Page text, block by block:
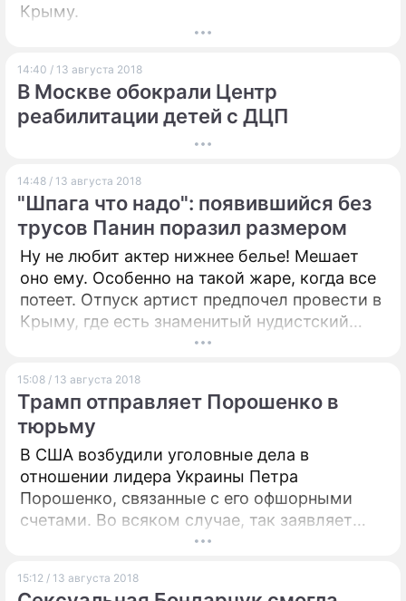
Крыму.
14:40 / 13 августа 2018
В Москве обокрали Центр
реабилитации детей с ДЦП
14:48 / 13 августа 2018
"Шпага что надо": появившийся без
трусов Панин поразил размером
Ну не любит актер нижнее белье! Мешает
оно ему. Особенно на такой жаре, когда все
потеет. Отпуск артист предпочел провести в
Крыму, где есть знаменитый нудистский
15:08 / 13 августа 2018
Трамп отправляет Порошенко в
тюрьму
В США возбудили уголовные дела в
отношении лидера Украины Петра
Порошенко, связанные с его офшорными
счетами. Во всяком случае, так заявляет
бывший президент Грузии, экс-губернатор
которого, как известно, крайне непростые
15:12 / 13 августа 2018